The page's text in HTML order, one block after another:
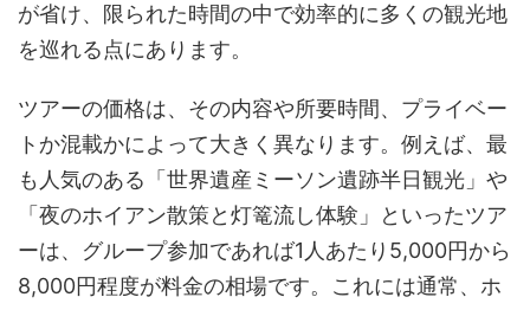
が省け、限られた時間の中で効率的に多くの観光地
を巡れる点にあります。
ツアーの価格は、その内容や所要時間、プライベー
トか混載かによって大きく異なります。例えば、最
も人気のある「世界遺産ミーソン遺跡半日観光」や
「夜のホイアン散策と灯篭流し体験」といったツア
ーは、グループ参加であれば1人あたり5,000円から
8,000円程度が料金の相場です。これには通常、ホ